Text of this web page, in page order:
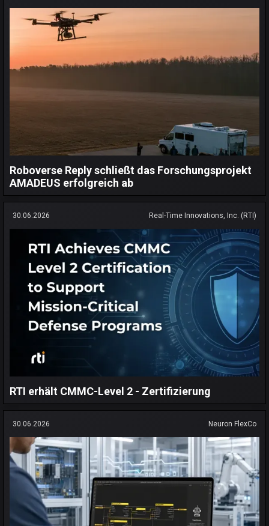
Roboverse Reply schließt das Forschungsprojekt
AMADEUS erfolgreich ab
30.06.2026 Real-Time Innovations, Inc. (RTI)
RTI erhält CMMC-Level 2 - Zertifizierung
30.06.2026 Neuron FlexCo